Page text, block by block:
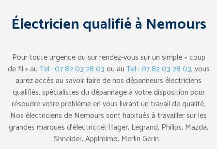
Électricien qualifié à Nemours
Pour toute urgence ou sur rendez-vous sur un simple « coup
de fil » auTel : 07 82 03 28 03ou auTel : 07 82 03 28 03, vous
aurez accès au savoir faire de nos dépanneurs électriciens
qualifiés, spécialistes du dépannage à votre disposition pour
résoudre votre problème en vous livrant un travail de qualité.
Nos électriciens de Nemours sont habitués à travailler sur les
grandes marques d’électricité: Hager, Legrand, Philips, Mazda,
Shneider, Applmimo, Merlin Gerin…